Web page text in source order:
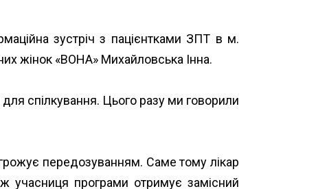
зустріч з пацієнтками ЗПТ в м.
жінок «ВОНА» Михайловська Інна.
спілкування. Цього разу ми говорили
передозуванням. Саме тому лікар
ж учасниця програми отримує замісний